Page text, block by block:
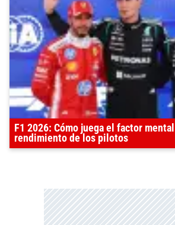
F1 2026: Cómo juega el factor mental
rendimiento de los pilotos